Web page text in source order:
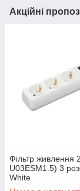
Акційні
Фільтр живлення
U03ESM1.5) 3
White